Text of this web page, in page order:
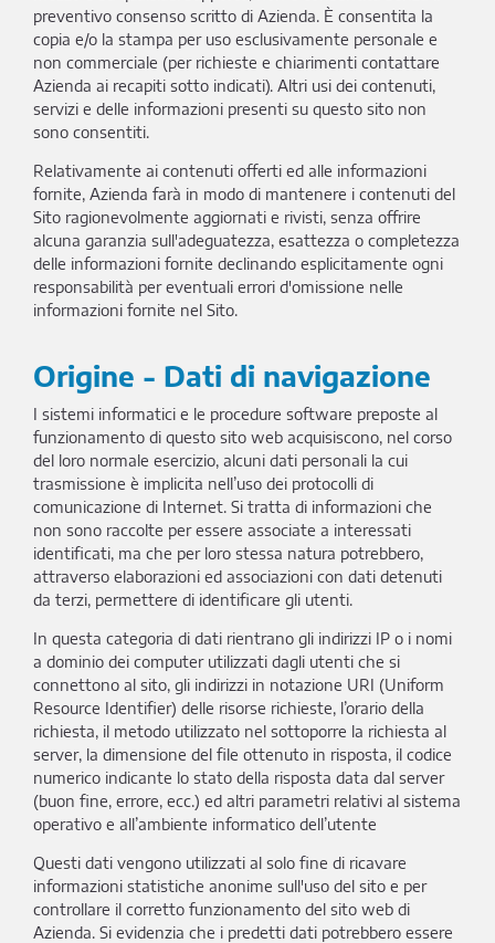
preventivo consenso scritto di Azienda. È consentita la
copia e/o la stampa per uso esclusivamente personale e
non commerciale (per richieste e chiarimenti contattare
Azienda ai recapiti sotto indicati). Altri usi dei contenuti,
servizi e delle informazioni presenti su questo sito non
sono consentiti.
Relativamente ai contenuti offerti ed alle informazioni
fornite, Azienda farà in modo di mantenere i contenuti del
Sito ragionevolmente aggiornati e rivisti, senza offrire
alcuna garanzia sull'adeguatezza, esattezza o completezza
delle informazioni fornite declinando esplicitamente ogni
responsabilità per eventuali errori d'omissione nelle
informazioni fornite nel Sito.
Origine - Dati di navigazione
I sistemi informatici e le procedure software preposte al
funzionamento di questo sito web acquisiscono, nel corso
del loro normale esercizio, alcuni dati personali la cui
trasmissione è implicita nell’uso dei protocolli di
comunicazione di Internet. Si tratta di informazioni che
non sono raccolte per essere associate a interessati
identificati, ma che per loro stessa natura potrebbero,
attraverso elaborazioni ed associazioni con dati detenuti
da terzi, permettere di identificare gli utenti.
In questa categoria di dati rientrano gli indirizzi IP o i nomi
a dominio dei computer utilizzati dagli utenti che si
connettono al sito, gli indirizzi in notazione URI (Uniform
Resource Identifier) delle risorse richieste, l’orario della
richiesta, il metodo utilizzato nel sottoporre la richiesta al
server, la dimensione del file ottenuto in risposta, il codice
numerico indicante lo stato della risposta data dal server
(buon fine, errore, ecc.) ed altri parametri relativi al sistema
operativo e all’ambiente informatico dell’utente
Questi dati vengono utilizzati al solo fine di ricavare
informazioni statistiche anonime sull'uso del sito e per
controllare il corretto funzionamento del sito web di
Azienda. Si evidenzia che i predetti dati potrebbero essere